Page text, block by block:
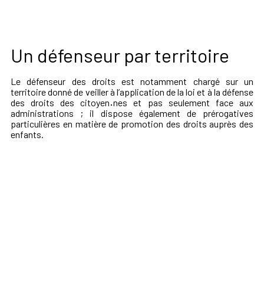
Un défenseur par territoire
Le défenseur des droits est notamment chargé sur un
territoire donné de veiller à l’application de la loi et à la défense
des droits des citoyen·nes et pas seulement face aux
administrations ; il dispose également de prérogatives
particulières en matière de promotion des droits auprès des
enfants.